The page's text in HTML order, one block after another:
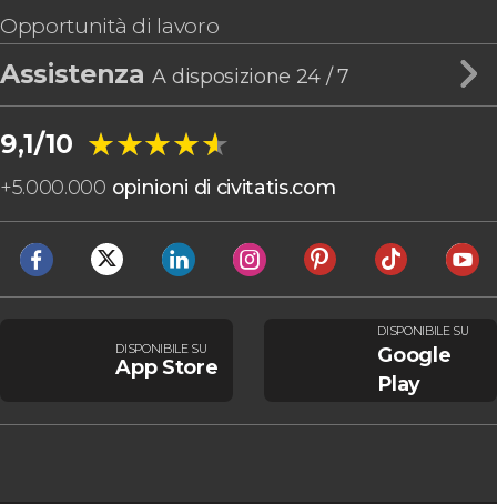
Opportunità di lavoro
AssistenzaA disposizione 24 / 7
9,1/10 ★★★★★
★★★★★
+5.000.000 opinioni di civitatis.com
DISPONIBILE SU
App Store
DISPONIBILE SU
Google
Play